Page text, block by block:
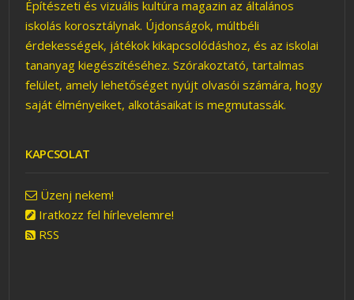
Építészeti és vizuális kultúra magazin az általános
iskolás korosztálynak. Újdonságok, múltbéli
érdekességek, játékok kikapcsolódáshoz, és az iskolai
tananyag kiegészítéséhez. Szórakoztató, tartalmas
felület, amely lehetőséget nyújt olvasói számára, hogy
saját élményeiket, alkotásaikat is megmutassák.
KAPCSOLAT
Üzenj nekem!
Iratkozz fel hírlevelemre!
RSS